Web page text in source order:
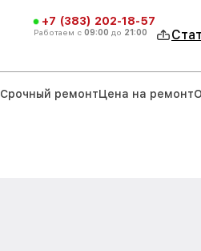
+7 (383) 202-18-57
Работаем с 09:00 до 21:00
Срочный ремонтЦена на ремонт